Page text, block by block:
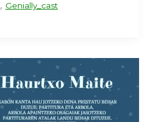
, Genially_cast